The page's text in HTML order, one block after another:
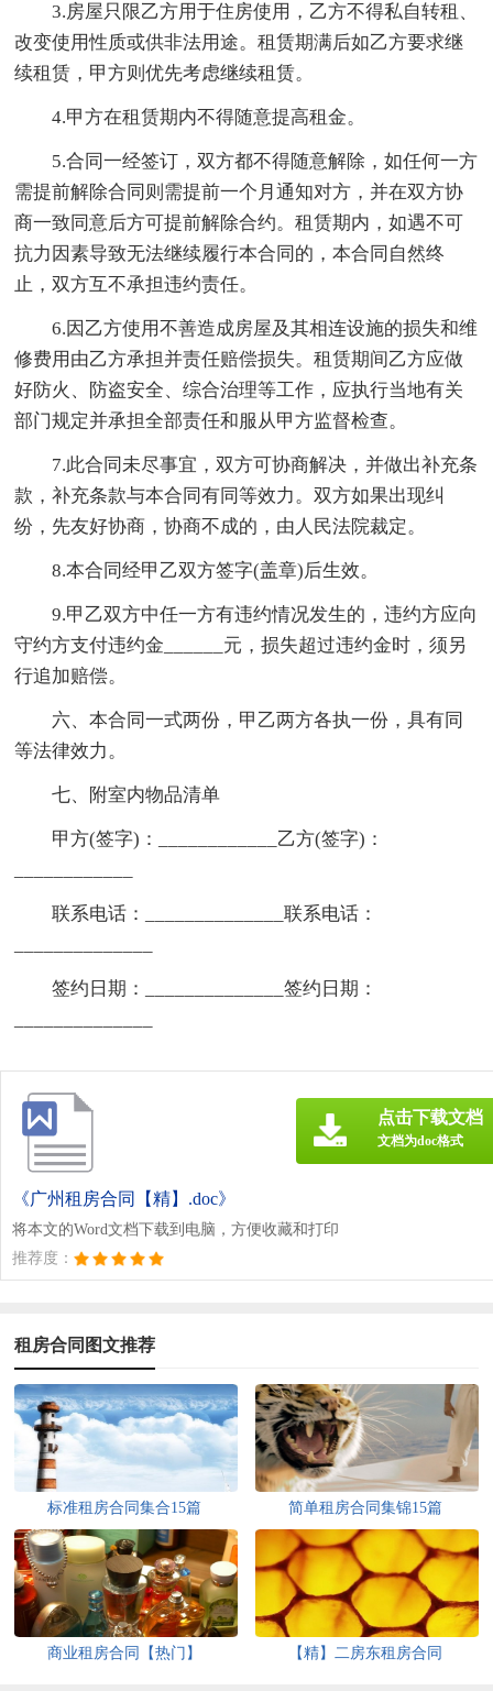
3.房屋只限乙方用于住房使用，乙方不得私自转租、
改变使用性质或供非法用途。租赁期满后如乙方要求继
续租赁，甲方则优先考虑继续租赁。
4.甲方在租赁期内不得随意提高租金。
5.合同一经签订，双方都不得随意解除，如任何一方
需提前解除合同则需提前一个月通知对方，并在双方协
商一致同意后方可提前解除合约。租赁期内，如遇不可
抗力因素导致无法继续履行本合同的，本合同自然终
止，双方互不承担违约责任。
6.因乙方使用不善造成房屋及其相连设施的损失和维
修费用由乙方承担并责任赔偿损失。租赁期间乙方应做
好防火、防盗安全、综合治理等工作，应执行当地有关
部门规定并承担全部责任和服从甲方监督检查。
7.此合同未尽事宜，双方可协商解决，并做出补充条
款，补充条款与本合同有同等效力。双方如果出现纠
纷，先友好协商，协商不成的，由人民法院裁定。
8.本合同经甲乙双方签字(盖章)后生效。
9.甲乙双方中任一方有违约情况发生的，违约方应向
守约方支付违约金______元，损失超过违约金时，须另
行追加赔偿。
六、本合同一式两份，甲乙两方各执一份，具有同
等法律效力。
七、附室内物品清单
甲方(签字)：____________乙方(签字)：
联系电话：______________联系电话：
签约日期：______________签约日期：
《广州租房合同【精】.doc》
将本文的Word文档下载到电脑，方便收藏和打印
推荐度：
点击下载文档
文档为doc格式
租房合同图文推荐
标准租房合同集合15篇 简单租房合同集锦15篇
商业租房合同【热门】 【精】二房东租房合同